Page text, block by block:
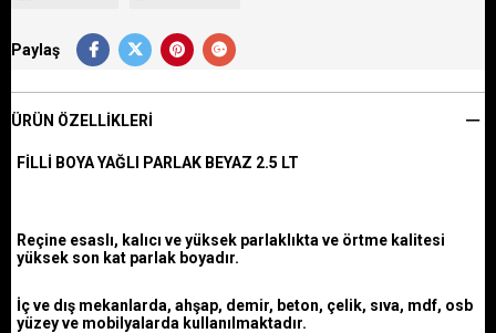
Paylaş
ÜRÜN ÖZELLIKLERI
FİLLİ BOYA YAĞLI PARLAK BEYAZ 2.5 LT
Reçine esaslı, kalıcı ve yüksek parlaklıkta ve örtme kalitesi
yüksek son kat parlak boyadır.
İç ve dış mekanlarda, ahşap, demir, beton, çelik, sıva, mdf, osb
yüzey ve mobilyalarda kullanılmaktadır.